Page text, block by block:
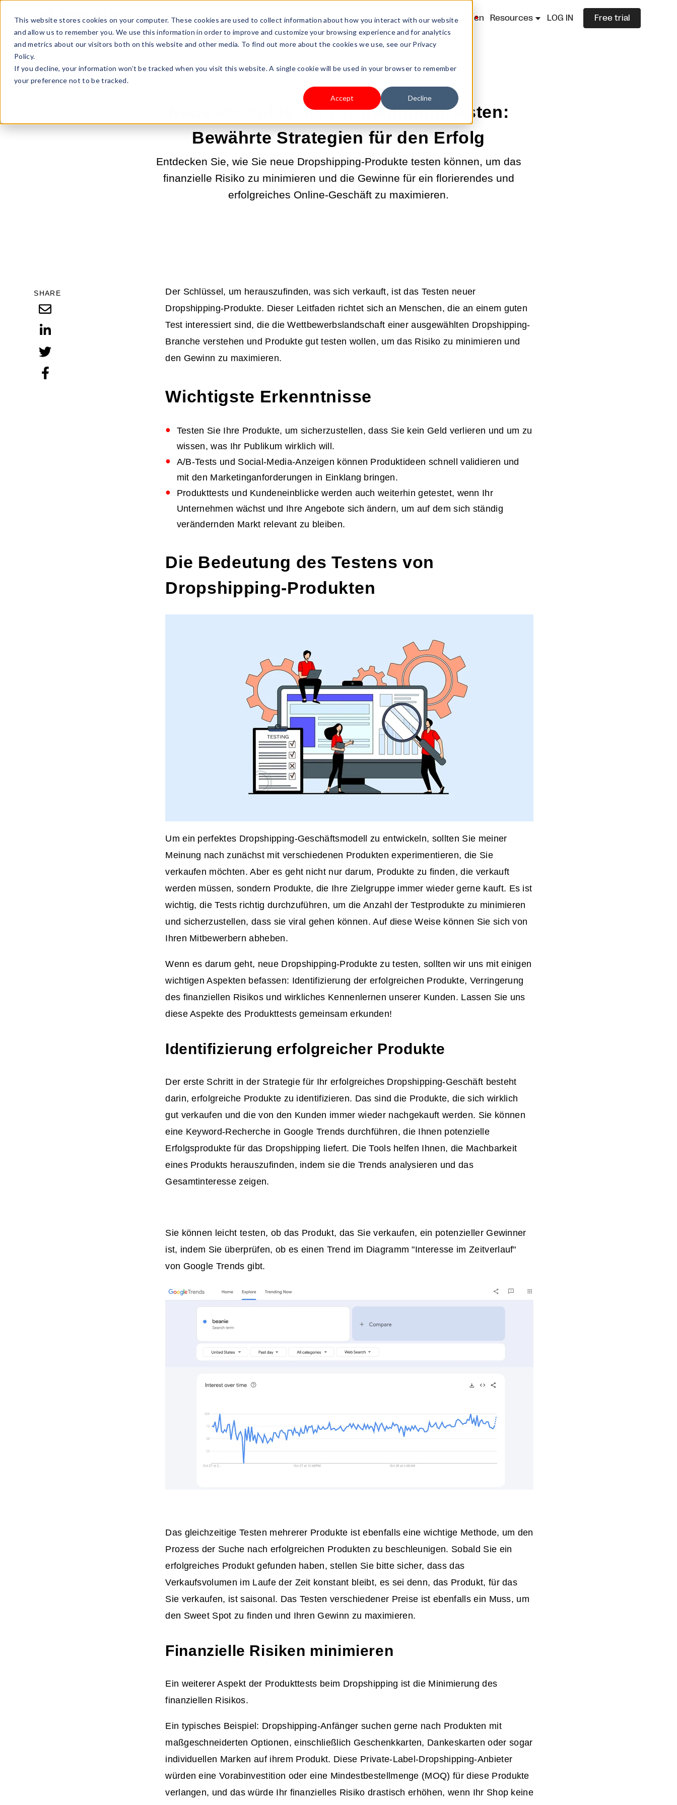
This website stores cookies on your computer. These cookies are used to collect information about how you interact with our website
and allow us to remember you. We use this information in order to improve and customize your browsing experience and for analytics
and metrics about our visitors both on this website and other media. To find out more about the cookies we use, see our Privacy
Policy.
If you decline, your information won’t be tracked when you visit this website. A single cookie will be used in your browser to remember
your preference not to be tracked.
Accept Decline
Sell Online Business Type Pricing Shoplazza.cn Resources LOG IN Free trial
29.04.2025 01:49:09
Neue Produkte mit Dropshipping testen:
Bewährte Strategien für den Erfolg
Entdecken Sie, wie Sie neue Dropshipping-Produkte testen können, um das
finanzielle Risiko zu minimieren und die Gewinne für ein florierendes und
erfolgreiches Online-Geschäft zu maximieren.
SHARE
Der Schlüssel, um herauszufinden, was sich verkauft, ist das Testen neuer
Dropshipping-Produkte. Dieser Leitfaden richtet sich an Menschen, die an einem guten
Test interessiert sind, die die Wettbewerbslandschaft einer ausgewählten Dropshipping-
Branche verstehen und Produkte gut testen wollen, um das Risiko zu minimieren und
den Gewinn zu maximieren.
Wichtigste Erkenntnisse
Testen Sie Ihre Produkte, um sicherzustellen, dass Sie kein Geld verlieren und um zu
wissen, was Ihr Publikum wirklich will.
A/B-Tests und Social-Media-Anzeigen können Produktideen schnell validieren und
mit den Marketinganforderungen in Einklang bringen.
Produkttests und Kundeneinblicke werden auch weiterhin getestet, wenn Ihr
Unternehmen wächst und Ihre Angebote sich ändern, um auf dem sich ständig
verändernden Markt relevant zu bleiben.
Die Bedeutung des Testens von
Dropshipping-Produkten
Um ein perfektes Dropshipping-Geschäftsmodell zu entwickeln, sollten Sie meiner
Meinung nach zunächst mit verschiedenen Produkten experimentieren, die Sie
verkaufen möchten. Aber es geht nicht nur darum, Produkte zu finden, die verkauft
werden müssen, sondern Produkte, die Ihre Zielgruppe immer wieder gerne kauft. Es ist
wichtig, die Tests richtig durchzuführen, um die Anzahl der Testprodukte zu minimieren
und sicherzustellen, dass sie viral gehen können. Auf diese Weise können Sie sich von
Ihren Mitbewerbern abheben.
Wenn es darum geht, neue Dropshipping-Produkte zu testen, sollten wir uns mit einigen
wichtigen Aspekten befassen: Identifizierung der erfolgreichen Produkte, Verringerung
des finanziellen Risikos und wirkliches Kennenlernen unserer Kunden. Lassen Sie uns
diese Aspekte des Produkttests gemeinsam erkunden!
Identifizierung erfolgreicher Produkte
Der erste Schritt in der Strategie für Ihr erfolgreiches Dropshipping-Geschäft besteht
darin, erfolgreiche Produkte zu identifizieren. Das sind die Produkte, die sich wirklich
gut verkaufen und die von den Kunden immer wieder nachgekauft werden. Sie können
eine Keyword-Recherche in Google Trends durchführen, die Ihnen potenzielle
Erfolgsprodukte für das Dropshipping liefert. Die Tools helfen Ihnen, die Machbarkeit
eines Produkts herauszufinden, indem sie die Trends analysieren und das
Gesamtinteresse zeigen.
Sie können leicht testen, ob das Produkt, das Sie verkaufen, ein potenzieller Gewinner
ist, indem Sie überprüfen, ob es einen Trend im Diagramm "Interesse im Zeitverlauf"
von Google Trends gibt.
Das gleichzeitige Testen mehrerer Produkte ist ebenfalls eine wichtige Methode, um den
Prozess der Suche nach erfolgreichen Produkten zu beschleunigen. Sobald Sie ein
erfolgreiches Produkt gefunden haben, stellen Sie bitte sicher, dass das
Verkaufsvolumen im Laufe der Zeit konstant bleibt, es sei denn, das Produkt, für das
Sie verkaufen, ist saisonal. Das Testen verschiedener Preise ist ebenfalls ein Muss, um
den Sweet Spot zu finden und Ihren Gewinn zu maximieren.
Finanzielle Risiken minimieren
Ein weiterer Aspekt der Produkttests beim Dropshipping ist die Minimierung des
finanziellen Risikos.
Ein typisches Beispiel: Dropshipping-Anfänger suchen gerne nach Produkten mit
maßgeschneiderten Optionen, einschließlich Geschenkkarten, Dankeskarten oder sogar
individuellen Marken auf ihrem Produkt. Diese Private-Label-Dropshipping-Anbieter
würden eine Vorabinvestition oder eine Mindestbestellmenge (MOQ) für diese Produkte
verlangen, und das würde Ihr finanzielles Risiko drastisch erhöhen, wenn Ihr Shop keine